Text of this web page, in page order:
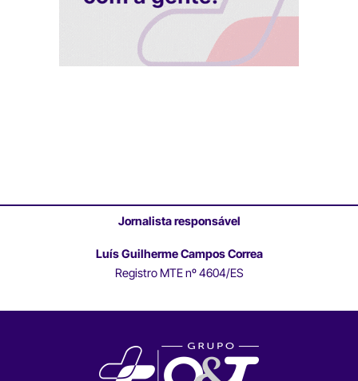
Jornalista responsável
Luís Guilherme Campos Correa
Registro MTE nº 4604/ES